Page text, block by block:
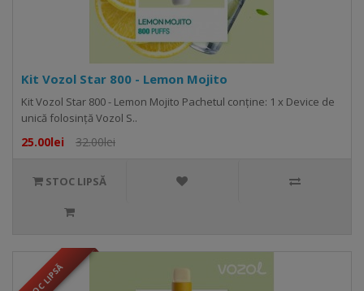
Kit Vozol Star 800 - Lemon Mojito
Kit Vozol Star 800 - Lemon Mojito Pachetul conține: 1 x Device de
unică folosință Vozol S..
25.00lei 32.00lei
STOC LIPSĂ